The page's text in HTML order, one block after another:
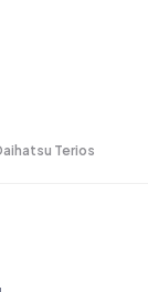
Terios